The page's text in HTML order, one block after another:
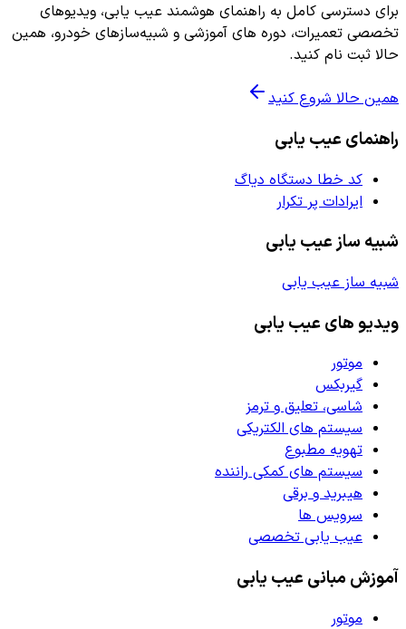
برای دسترسی کامل به راهنمای هوشمند عیب یابی، ویدیوهای
تخصصی تعمیرات، دوره های آموزشی و شبیه‌سازهای خودرو، همین
حالا ثبت نام کنید.
همین حالا شروع کنید
راهنمای عیب یابی
کد خطا دستگاه دیاگ
ایرادات پر تکرار
شبیه ساز عیب یابی
شبیه ساز عیب یابی
ویدیو های عیب یابی
موتور
گیربکس
شاسی، تعلیق و ترمز
سیستم های الکتریکی
تهویه مطبوع
سیستم های کمکی راننده
هیبرید و برقی
سرویس ها
عیب یابی تخصصی
آموزش مبانی عیب یابی
موتور